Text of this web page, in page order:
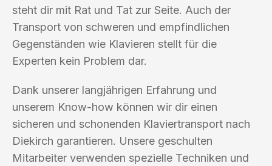
steht dir mit Rat und Tat zur Seite. Auch der
Transport von schweren und empfindlichen
Gegenständen wie Klavieren stellt für die
Experten kein Problem dar.
Dank unserer langjährigen Erfahrung und
unserem Know-how können wir dir einen
sicheren und schonenden Klaviertransport nach
Diekirch garantieren. Unsere geschulten
Mitarbeiter verwenden spezielle Techniken und